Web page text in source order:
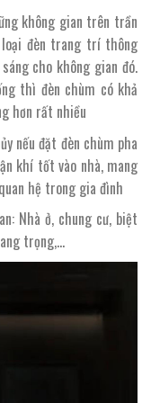
không gian trên trần
đèn trang trí thông
cho không gian đó.
thì đèn chùm có khả
hơn rất nhiều
nếu đặt đèn chùm pha
khí tốt vào nhà, mang
hệ trong gia đình
Nhà ở, chung cư, biệt
trọng,…